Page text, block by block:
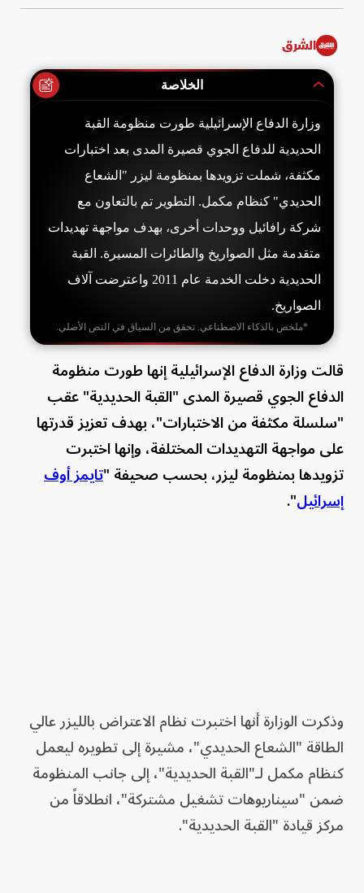
الشرق
الخلاصة
وزارة الدفاع الإسرائيلية طورت منظومة القبة
الحديدية للدفاع الجوي قصيرة المدى بعد اختبارات
مكثفة، شملت تزويدها بمنظومة ليزر "الشعاع
الحديدي" كنظام مكمل. التطوير تم بالتعاون مع
شركة رافائيل ووحدات أخرى، بهدف مواجهة تهديدات
متقدمة مثل الصواريخ والطائرات المسيرة. القبة
الحديدية دخلت الخدمة عام 2011 واعترضت آلاف
الصواريخ.
*ملخص بالذكاء الاصطناعي. تحقق من السياق في النص الأصلي.
قالت وزارة الدفاع الإسرائيلية إنها طورت منظومة
الدفاع الجوي قصيرة المدى "القبة الحديدية" عقب
"سلسلة مكثفة من الاختبارات"، بهدف تعزيز قدرتها
على مواجهة التهديدات المختلفة، وإنها اختبرت
تزويدها بمنظومة ليزر، بحسب صحيفة "تايمز أوف
إسرائيل".
وذكرت الوزارة أنها اختبرت نظام الاعتراض بالليزر عالي
الطاقة "الشعاع الحديدي"، مشيرة إلى تطويره ليعمل
كنظام مكمل لـ"القبة الحديدية"، إلى جانب المنظومة
ضمن "سيناريوهات تشغيل مشتركة"، انطلاقاً من
مركز قيادة "القبة الحديدية".